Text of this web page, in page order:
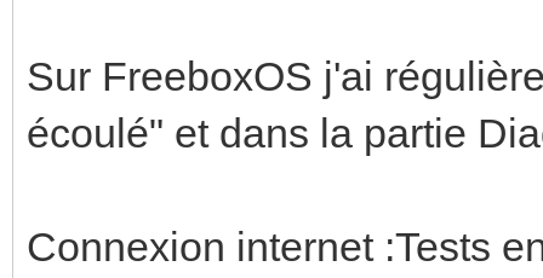
Sur FreeboxOS j'ai
écoulé" et dans la partie
Connexion internet :Tests